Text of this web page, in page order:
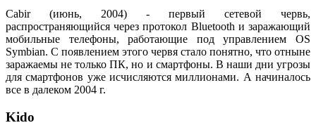
Cabir (июнь, 2004) - первый сетевой червь,
распространяющийся через протокол Bluetooth и заражающий
мобильные телефоны, работающие под управлением OS
Symbian. С появлением этого червя стало понятно, что отныне
заражаемы не только ПК, но и смартфоны. В наши дни угрозы
для смартфонов уже исчисляются миллионами. А начиналось
все в далеком 2004 г.
Kido